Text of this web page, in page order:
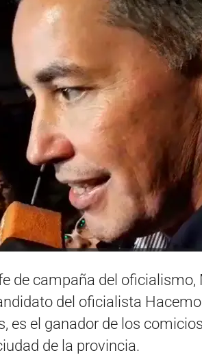
de campaña del oficialismo,
del oficialista
es el ganador de los
de la provincia.